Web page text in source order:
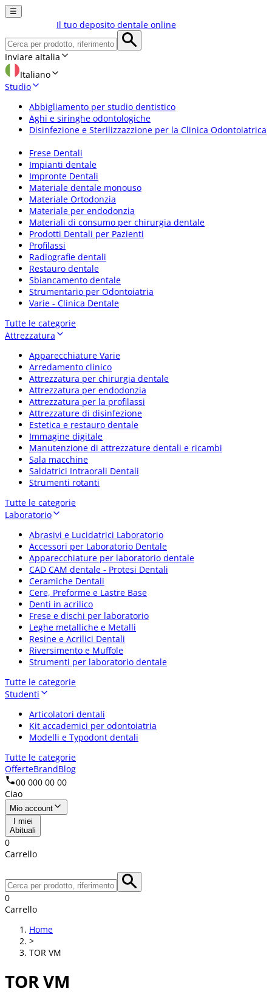
☰
Il tuo deposito dentale online
Inviare aItalia
Italiano
Studio
Abbigliamento per studio dentistico
Aghi e siringhe odontologiche
Disinfezione e Sterilizzazzione per la Clinica Odontoiatrica
Frese Dentali
Impianti dentale
Impronte Dentali
Materiale dentale monouso
Materiale Ortodonzia
Materiale per endodonzia
Materiali di consumo per chirurgia dentale
Prodotti Dentali per Pazienti
Profilassi
Radiografie dentali
Restauro dentale
Sbiancamento dentale
Strumentario per Odontoiatria
Varie - Clinica Dentale
Tutte le categorie
Attrezzatura
Apparecchiature Varie
Arredamento clinico
Attrezzatura per chirurgia dentale
Attrezzatura per endodonzia
Attrezzatura per la profilassi
Attrezzature di disinfezione
Estetica e restauro dentale
Immagine digitale
Manutenzione di attrezzature dentali e ricambi
Sala macchine
Saldatrici Intraorali Dentali
Strumenti rotanti
Tutte le categorie
Laboratorio
Abrasivi e Lucidatrici Laboratorio
Accessori per Laboratorio Dentale
Apparecchiature per laboratorio dentale
CAD CAM dentale - Protesi Dentali
Ceramiche Dentali
Cere, Preforme e Lastre Base
Denti in acrilico
Frese e dischi per laboratorio
Leghe metalliche e Metalli
Resine e Acrilici Dentali
Riversimento e Muffole
Strumenti per laboratorio dentale
Tutte le categorie
Studenti
Articolatori dentali
Kit accademici per odontoiatria
Modelli e Typodont dentali
Tutte le categorie
OfferteBrandBlog
00 000 00 00
Ciao
Mio account
I miei
Abituali
0
Carrello
0
Carrello
Home
>
TOR VM
TOR VM